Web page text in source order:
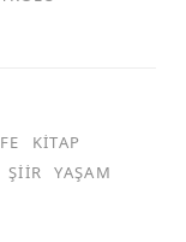
KITAP
ŞIIR YAŞAM